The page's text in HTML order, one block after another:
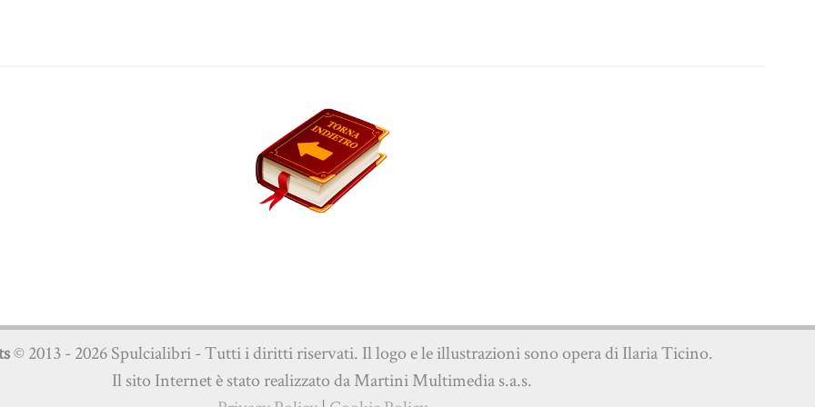
© 2013 - 2026 Spulcialibri - Tutti i diritti riservati. Il logo e le illustrazioni sono opera di Ilaria Ticino.
Il sito Internet è stato realizzato da Martini Multimedia s.a.s.